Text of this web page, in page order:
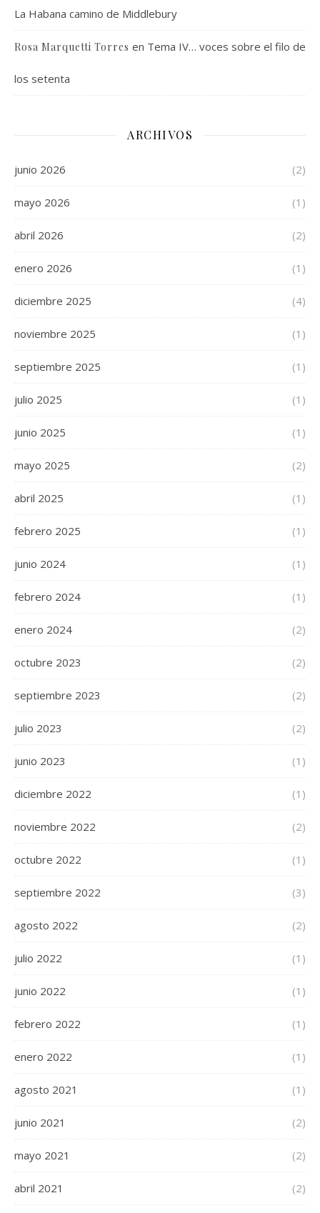
La Habana camino de Middlebury
Rosa Marquetti Torres en Tema IV… voces sobre el filo de
los setenta
ARCHIVOS
junio 2026 (2)
mayo 2026 (1)
abril 2026 (2)
enero 2026 (1)
diciembre 2025 (4)
noviembre 2025 (1)
septiembre 2025 (1)
julio 2025 (1)
junio 2025 (1)
mayo 2025 (2)
abril 2025 (1)
febrero 2025 (1)
junio 2024 (1)
febrero 2024 (1)
enero 2024 (2)
octubre 2023 (2)
septiembre 2023 (2)
julio 2023 (2)
junio 2023 (1)
diciembre 2022 (1)
noviembre 2022 (2)
octubre 2022 (1)
septiembre 2022 (3)
agosto 2022 (2)
julio 2022 (1)
junio 2022 (1)
febrero 2022 (1)
enero 2022 (1)
agosto 2021 (1)
junio 2021 (2)
mayo 2021 (2)
abril 2021 (2)